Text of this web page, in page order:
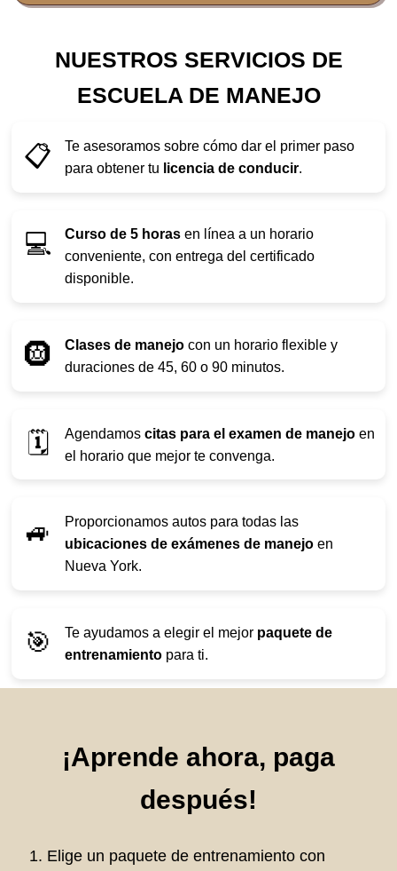
NUESTROS SERVICIOS DE
ESCUELA DE MANEJO
📋
Te asesoramos sobre cómo dar el primer paso
para obtener tu licencia de conducir.
💻 Curso de 5 horas en línea a un horario
conveniente, con entrega del certificado
disponible.
🛞 Clases de manejo con un horario flexible y
duraciones de 45, 60 o 90 minutos.
🗓️ Agendamos citas para el examen de manejo en
el horario que mejor te convenga.
🚙
Proporcionamos autos para todas las
ubicaciones de exámenes de manejo en
Nueva York.
🎯 Te ayudamos a elegir el mejor paquete de
entrenamiento para ti.
¡Aprende ahora, paga
después!
Elige un paquete de entrenamiento con